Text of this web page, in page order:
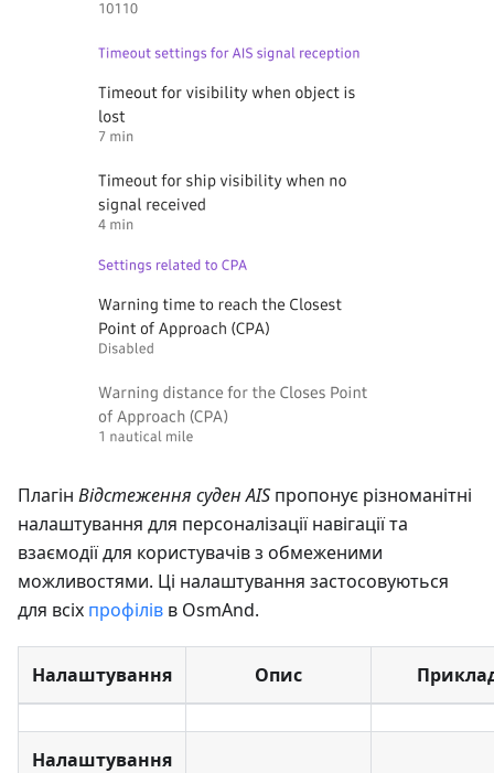
Плагін Відстеження суден AIS пропонує різноманітні
налаштування для персоналізації навігації та
взаємодії для користувачів з обмеженими
можливостями. Ці налаштування застосовуються
для всіх профілів в OsmAnd.
Налаштування Опис
Налаштування